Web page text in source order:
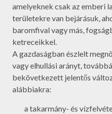
amelyeknek csak az emberi
területekre van bejárásuk,
baromfival vagy más,
ketreceikkel.
A gazdaságban észlelt
vagy elhullási arányt,
bekövetkezett jelentős
alábbiakra:
a takarmány- és